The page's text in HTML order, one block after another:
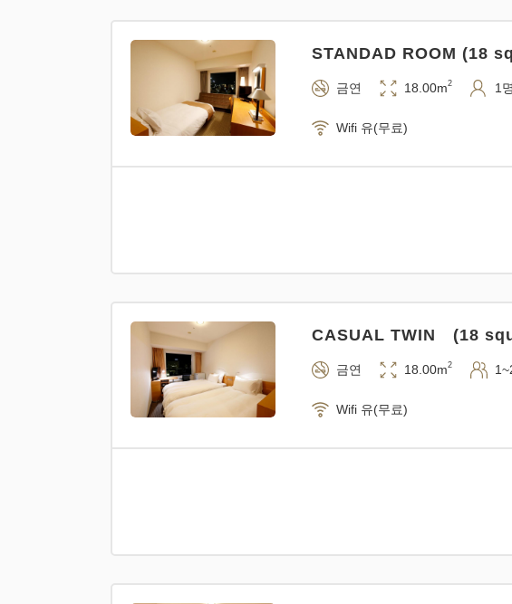
STANDAD ROOM (18
금연 18.00m2 1명
Wifi 유(무료)
CASUAL TWIN (18
금연 18.00m2
Wifi 유(무료)